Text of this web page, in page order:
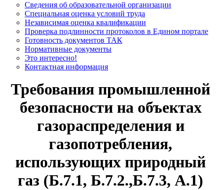
Сведения об образовательной организации
Cпециальная оценка условий труда
Независимая оценка квалификации
Проверка подлинности протоколов в Едином портале
Готовность документов ТАК
Нормативные документы
Это интересно!
Контактная информация
Требования промышленной
безопасности на объектах
газораспределения и
газопотребления,
использующих природный
газ (Б.7.1, Б.7.2.,Б.7.3, А.1)